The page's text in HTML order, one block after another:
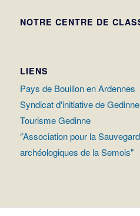
NOTRE CENTRE DE
LIENS
Pays de Bouillon en Ardennes
Syndicat d'initiative de Gedinne
Tourisme Gedinne
‘’Association pour la
archéologiques de la Semois"